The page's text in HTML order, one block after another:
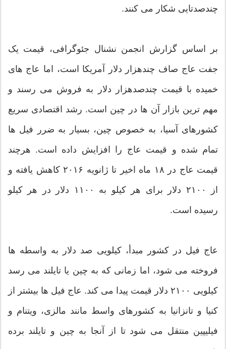
چندصدتایی شکار می کنند.
بر اساس گزارش انجمن نشنال جئوگرافی، قیمت یک
جفت عاج صاف چندهزار دلار آمریکا است، اما عاج های
خمیده با قیمت چندصدهزار دلار به فروش می رسند و
مهم ترین بازار آن ها در چین است. رشد اقتصادی سریع
کشورهای آسیا، به خصوص چین، بسیار به ضرر فیل ها
تمام شده و قیمت عاج را افزایش داده است. هرچند
قیمت عاج در ۱۸ ماه اخیر تا ژانویه ۲۰۱۶ کاهش یافته و
از ۲۱۰۰ دلار برای هر کیلو به ۱۱۰۰ دلار در هر کیلو
رسیده است.
عاج فیل در کشور مبدأ، کیلویی صد دلار به واسطه ها
فروخته می شود، اما زمانی که به چین یا تایلند می رسد
کیلویی ۲۱۰۰ دلار قیمت پیدا می کند. عاج فیل ها بیشتر از
کنیا و تانزانیا به کشورهای واسط مانند مالزی، ویتنام و
فیلیپین منتقل می شود تا از آنجا به چین و تایلند برده